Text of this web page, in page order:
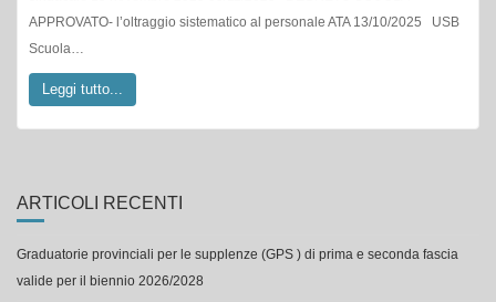
APPROVATO- l’oltraggio sistematico al personale ATA 13/10/2025 USB
Scuola…
Leggi tutto...
ARTICOLI RECENTI
Graduatorie provinciali per le supplenze (GPS ) di prima e seconda fascia
valide per il biennio 2026/2028